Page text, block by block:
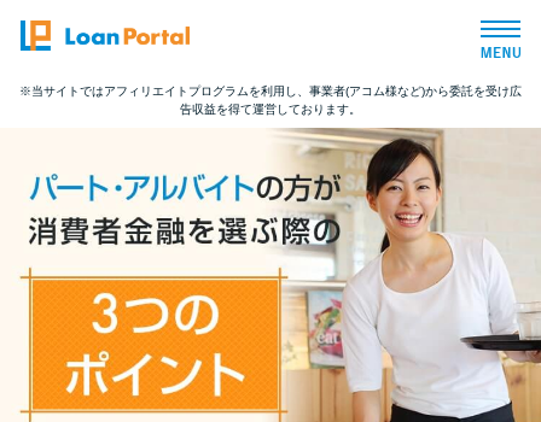
トップページ
おすすめコンテンツ
総合人気ランキング
とにかくすぐ借りたい方向け
バレずに借りたい方向け
※当サイトではアフィリエイトプログラムを利用し、事業者(アコム様など)から委託を受け広
告収益を得て運営しております。